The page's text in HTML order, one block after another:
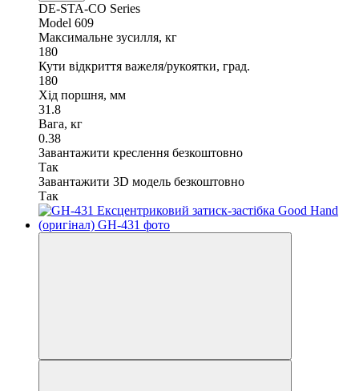
DE-STA-CO Series
Model 609
Максимальне зусилля, кг
180
Кути відкриття важеля/рукоятки, град.
180
Хід поршня, мм
31.8
Вага, кг
0.38
Завантажити креслення безкоштовно
Так
Завантажити 3D модель безкоштовно
Так